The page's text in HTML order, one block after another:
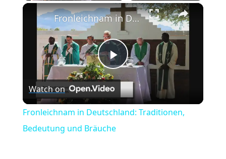
Fullscreen ×
Play
Video
Fronleichnam in Deutschland: Traditionen, Bedeutung und Bräuche
Watch on
Fronleichnam in Deutschland: Traditionen,
Bedeutung und Bräuche